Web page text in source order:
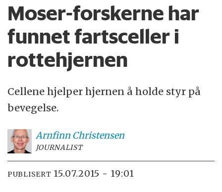
Moser-forskerne har
funnet fartsceller i
rottehjernen
Cellene hjelper hjernen å holde styr på
bevegelse.
Arnfinn Christensen
JOURNALIST
PUBLISERT 15.07.2015 - 19:01